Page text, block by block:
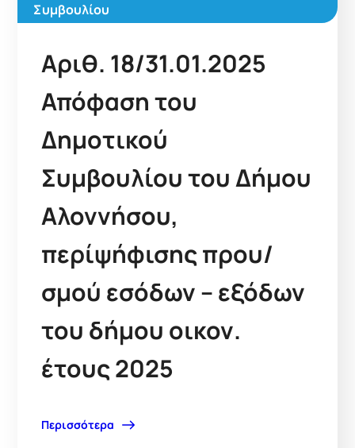
Συμβουλίου
Αριθ. 18/31.01.2025
Απόφαση του
Δημοτικού
Συμβουλίου του Δήμου
Αλοννήσου,
περίψήφισης πρου/
σμού εσόδων – εξόδων
του δήμου οικον.
έτους 2025
Περισσότερα